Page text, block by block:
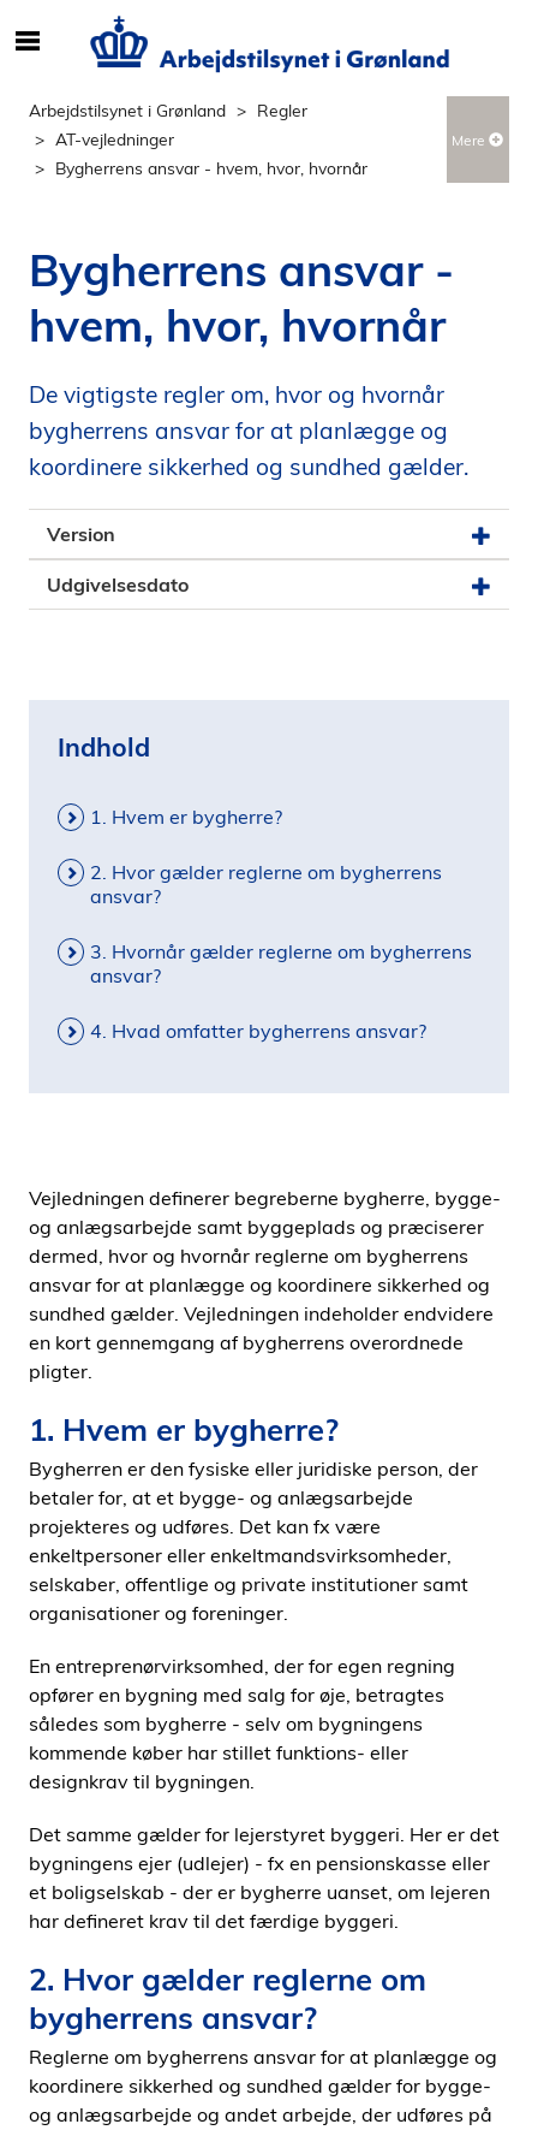
e
f
i
n
d
o
d
p
å
s
i
d
Arbejdstilsynet i Grønland
Regler
AT-vejledninger
Bygherrens ansvar - hvem, hvor, hvornår
Mere
Bygherrens ansvar -
hvem, hvor, hvornår
De vigtigste regler om, hvor og hvornår
bygherrens ansvar for at planlægge og
koordinere sikkerhed og sundhed gælder.
Version
Udgivelsesdato
Indhold
1. Hvem er bygherre?
2. Hvor gælder reglerne om bygherrens
ansvar?
3. Hvornår gælder reglerne om bygherrens
ansvar?
4. Hvad omfatter bygherrens ansvar?
Vejledningen definerer begreberne bygherre, bygge-
og anlægsarbejde samt byggeplads og præciserer
dermed, hvor og hvornår reglerne om bygherrens
ansvar for at planlægge og koordinere sikkerhed og
sundhed gælder. Vejledningen indeholder endvidere
en kort gennemgang af bygherrens overordnede
pligter.
1. Hvem er bygherre?
Bygherren er den fysiske eller juridiske person, der
betaler for, at et bygge- og anlægsarbejde
projekteres og udføres. Det kan fx være
enkeltpersoner eller enkeltmandsvirksomheder,
selskaber, offentlige og private institutioner samt
organisationer og foreninger.
En entreprenørvirksomhed, der for egen regning
opfører en bygning med salg for øje, betragtes
således som bygherre - selv om bygningens
kommende køber har stillet funktions- eller
designkrav til bygningen.
Det samme gælder for lejerstyret byggeri. Her er det
bygningens ejer (udlejer) - fx en pensionskasse eller
et boligselskab - der er bygherre uanset, om lejeren
har defineret krav til det færdige byggeri.
2. Hvor gælder reglerne om
bygherrens ansvar?
Reglerne om bygherrens ansvar for at planlægge og
koordinere sikkerhed og sundhed gælder for bygge-
og anlægsarbejde og andet arbejde, der udføres på